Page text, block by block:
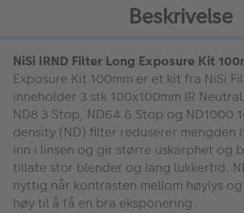
Beskrivelse
NiSi IRND Filter Long Exposure Kit
Exposure Kit 100mm er et kit fra NiSi
inneholder 3 stk 100x100mm IR
ND8 3 Stop, ND64 6 Stop og ND1000
density (ND) filter reduserer mengden
inn i linsen og gir større uskarphet og
tillate stor blender og lang lukkertid.
nyttig når kontrasten mellom høylys
høy til å få en bra eksponering.